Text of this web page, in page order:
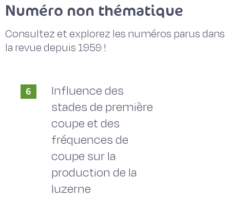
Numéro non thématique
Consultez et explorez les numéros parus dans
la revue depuis 1959 !
6
Influence des
stades de première
coupe et des
fréquences de
coupe sur la
production de la
luzerne